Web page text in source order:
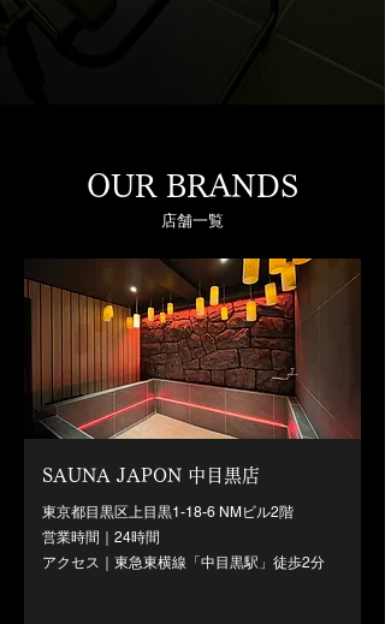
OUR BRANDS
店舗一覧
SAUNA JAPON 中目黒店
東京都目黒区上目黒1-18-6 NMビル2階
営業時間｜24時間
アクセス｜東急東横線「中目黒駅」徒歩2分